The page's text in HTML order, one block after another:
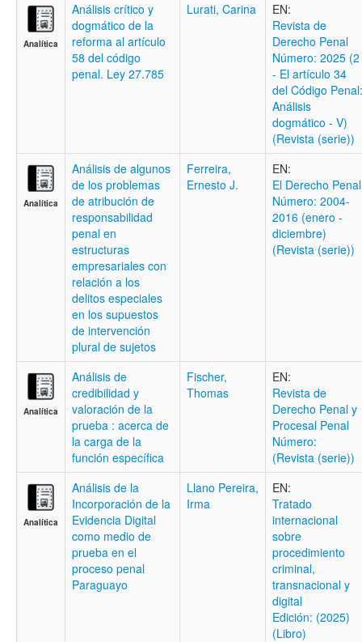
Analítica
Análisis crítico y
dogmático de la
reforma al artículo
58 del código
penal. Ley 27.785
Lurati, Carina
EN:
Revista de
Derecho Penal
Número: 2025 (2
- El artículo 34
del Código Penal:
Análisis
dogmático - V)
(Revista (serie))
Analítica
Análisis de algunos
de los problemas
de atribución de
responsabilidad
penal en
estructuras
empresariales con
relación a los
delitos especiales
en los supuestos
de intervención
plural de sujetos
Ferreira,
Ernesto J.
EN:
El Derecho Penal
Número: 2004-
2016 (enero -
diciembre)
(Revista (serie))
Analítica
Análisis de
credibilidad y
valoración de la
prueba : acerca de
la carga de la
función específica
Fischer,
Thomas
EN:
Revista de
Derecho Penal y
Procesal Penal
Número:
(Revista (serie))
Analítica
Análisis de la
Incorporación de la
Evidencia Digital
como medio de
prueba en el
proceso penal
Paraguayo
Llano Pereira,
Irma
EN:
Tratado
internacional
sobre
procedimiento
criminal,
transnacional y
digital
Edición: (2025)
(Libro)